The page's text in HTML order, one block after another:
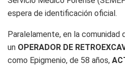
espera de identificación oficial.
Paralelamente, en la comunidad
un OPERADOR DE
como Epigmenio, de 58 años,